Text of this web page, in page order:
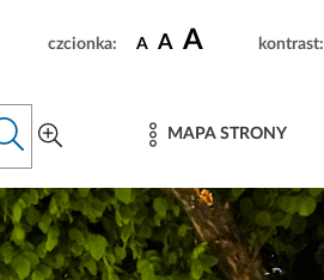
czcionka: A A A kontrast:
MAPA STRONY